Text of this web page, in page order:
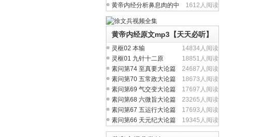
医养生治疗与食疗
1612人阅读
黄帝内经分析鼻息肉的中
黄帝内经原文mp3【天天必听】
14834人阅读
灵枢02 本输
18851人阅读
灵枢01 九针十二原
24687人阅读
素问第74 至真要大论篇
18673人阅读
素问第70 五常政大论篇
17697人阅读
素问第69 气交变大论篇
23265人阅读
素问第68 六微旨大论篇
17693人阅读
素问第67 五运行大论篇
19345人阅读
素问第66 天元纪大论篇